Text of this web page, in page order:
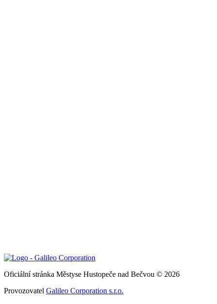
Oficiální stránka Městyse Hustopeče nad Bečvou © 2026
Provozovatel Galileo Corporation s.r.o.